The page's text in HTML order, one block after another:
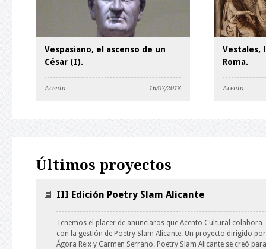
Vespasiano, el ascenso de un
César (I).
Acento 16/07/2018
Vestales,
Roma.
Acento
Últimos proyectos
III Edición Poetry Slam Alicante
Tenemos el placer de anunciaros que Acento Cultural colabora
con la gestión de Poetry Slam Alicante. Un proyecto dirigido por
Ágora Reix y Carmen Serrano. Poetry Slam Alicante se creó para